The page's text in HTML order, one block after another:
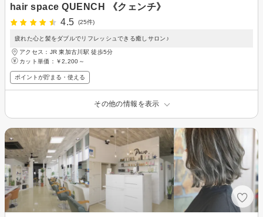
hair space QUENCH 《クェンチ》
4.5
(25件)
疲れた心と髪をダブルでリフレッシュできる癒しサロン♪
アクセス：JR 東加古川駅 徒歩5分
カット単価： ￥2,200～
ポイントが貯まる・使える
その他の情報を表示